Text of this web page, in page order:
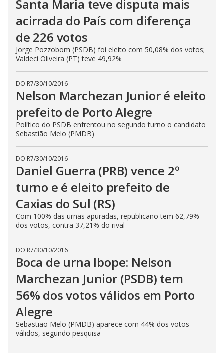
Santa Maria teve disputa mais
acirrada do País com diferença
de 226 votos
Jorge Pozzobom (PSDB) foi eleito com 50,08% dos votos;
Valdeci Oliveira (PT) teve 49,92%
DO R7/30/10/2016
Nelson Marchezan Junior é eleito
prefeito de Porto Alegre
Político do PSDB enfrentou no segundo turno o candidato
Sebastião Melo (PMDB)
DO R7/30/10/2016
Daniel Guerra (PRB) vence 2º
turno e é eleito prefeito de
Caxias do Sul (RS)
Com 100% das urnas apuradas, republicano tem 62,79%
dos votos, contra 37,21% do rival
DO R7/30/10/2016
Boca de urna Ibope: Nelson
Marchezan Junior (PSDB) tem
56% dos votos válidos em Porto
Alegre
Sebastião Melo (PMDB) aparece com 44% dos votos
válidos, segundo pesquisa